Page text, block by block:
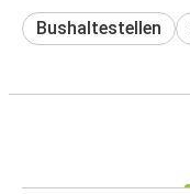
Bushaltestellen